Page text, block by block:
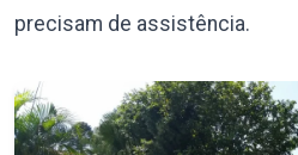
precisam de assistência.